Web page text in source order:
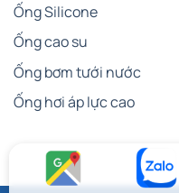
Ống Silicone
Ống cao su
Ống bơm tưới nước
Ống hơi áp lực cao